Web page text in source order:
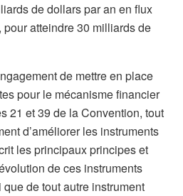
de dollars par an en flux
pour atteindre 30 milliards de
de mettre en place
pour le mécanisme financier
21 et 39 de la Convention, tout
d’améliorer les instruments
les principaux principes et
de ces instruments
de tout autre instrument